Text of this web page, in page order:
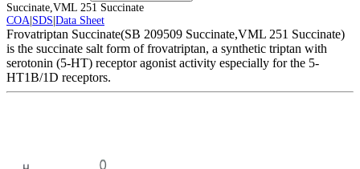
Succinate,VML 251 Succinate
COA SDS Data Sheet
Frovatriptan Succinate(SB 209509 Succinate,VML 251 Succinate)
is the succinate salt form of frovatriptan, a synthetic triptan with
serotonin (5-HT) receptor agonist activity especially for the 5-
HT1B/1D receptors.